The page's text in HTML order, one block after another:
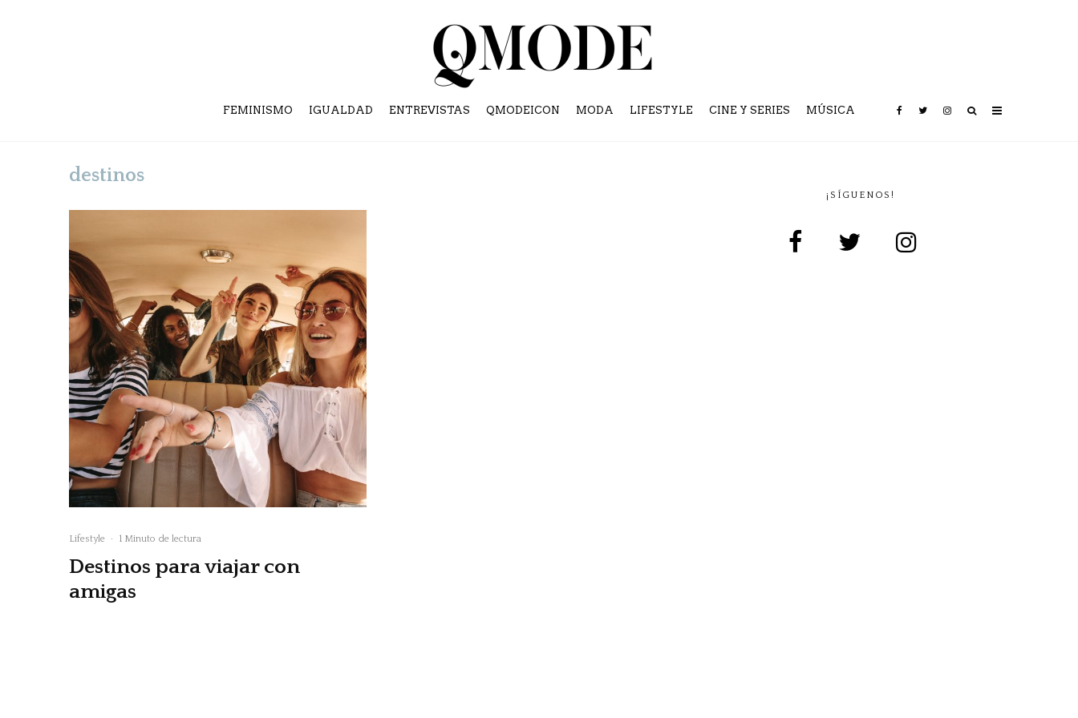
FEMINISMO IGUALDAD ENTREVISTAS QMODEICON MODA LIFESTYLE CINE Y SERIES MÚSICA
destinos
Lifestyle · 1 Minuto de lectura
Destinos para viajar con
amigas
¡SÍGUENOS!